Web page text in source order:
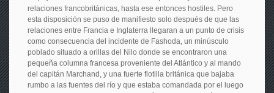
relaciones francobritánicas, hasta ese entonces hostiles. Pero
esta disposición se puso de manifiesto solo después de que las
relaciones entre Francia e Inglaterra llegaran a un punto de crisis
como consecuencia del incidente de Fashoda, un minúsculo
poblado situado a orillas del Nilo donde se encontraron una
pequeña columna francesa proveniente del Atlántico y al mando
del capitán Marchand, y una fuerte flotilla británica que bajaba
rumbo a las fuentes del río y que estaba comandada por el luego